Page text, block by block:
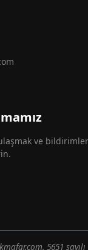
ve
5651